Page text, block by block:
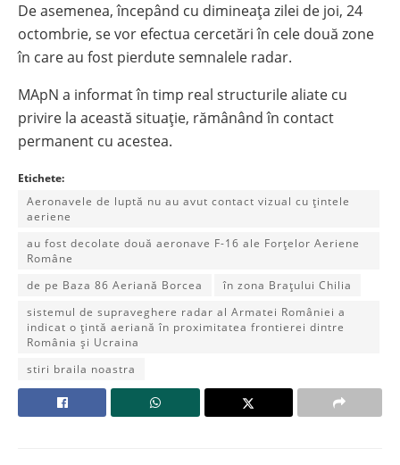
De asemenea, începând cu dimineața zilei de joi, 24
octombrie, se vor efectua cercetări în cele două zone
în care au fost pierdute semnalele radar.
MApN a informat în timp real structurile aliate cu
privire la această situație, rămânând în contact
permanent cu acestea.
Etichete:
Aeronavele de luptă nu au avut contact vizual cu țintele
aeriene
au fost decolate două aeronave F-16 ale Forțelor Aeriene
Române
de pe Baza 86 Aeriană Borcea
în zona Brațului Chilia
sistemul de supraveghere radar al Armatei României a
indicat o țintă aeriană în proximitatea frontierei dintre
România și Ucraina
stiri braila noastra